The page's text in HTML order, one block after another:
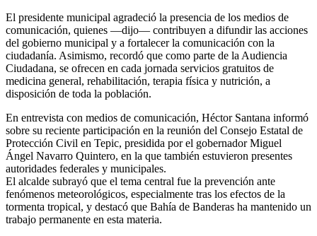
El presidente municipal agradeció la presencia de los medios de
comunicación, quienes —dijo— contribuyen a difundir las acciones
del gobierno municipal y a fortalecer la comunicación con la
ciudadanía. Asimismo, recordó que como parte de la Audiencia
Ciudadana, se ofrecen en cada jornada servicios gratuitos de
medicina general, rehabilitación, terapia física y nutrición, a
disposición de toda la población.
En entrevista con medios de comunicación, Héctor Santana informó
sobre su reciente participación en la reunión del Consejo Estatal de
Protección Civil en Tepic, presidida por el gobernador Miguel
Ángel Navarro Quintero, en la que también estuvieron presentes
autoridades federales y municipales.
El alcalde subrayó que el tema central fue la prevención ante
fenómenos meteorológicos, especialmente tras los efectos de la
tormenta tropical, y destacó que Bahía de Banderas ha mantenido un
trabajo permanente en esta materia.